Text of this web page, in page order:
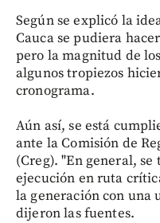
Según se explicó la
Cauca se pudiera
pero la magnitud de
algunos tropiezos
cronograma.
Aún así, se está
ante la Comisión de
(Creg). "En general,
ejecución en ruta
la generación con una
dijeron las fuentes.